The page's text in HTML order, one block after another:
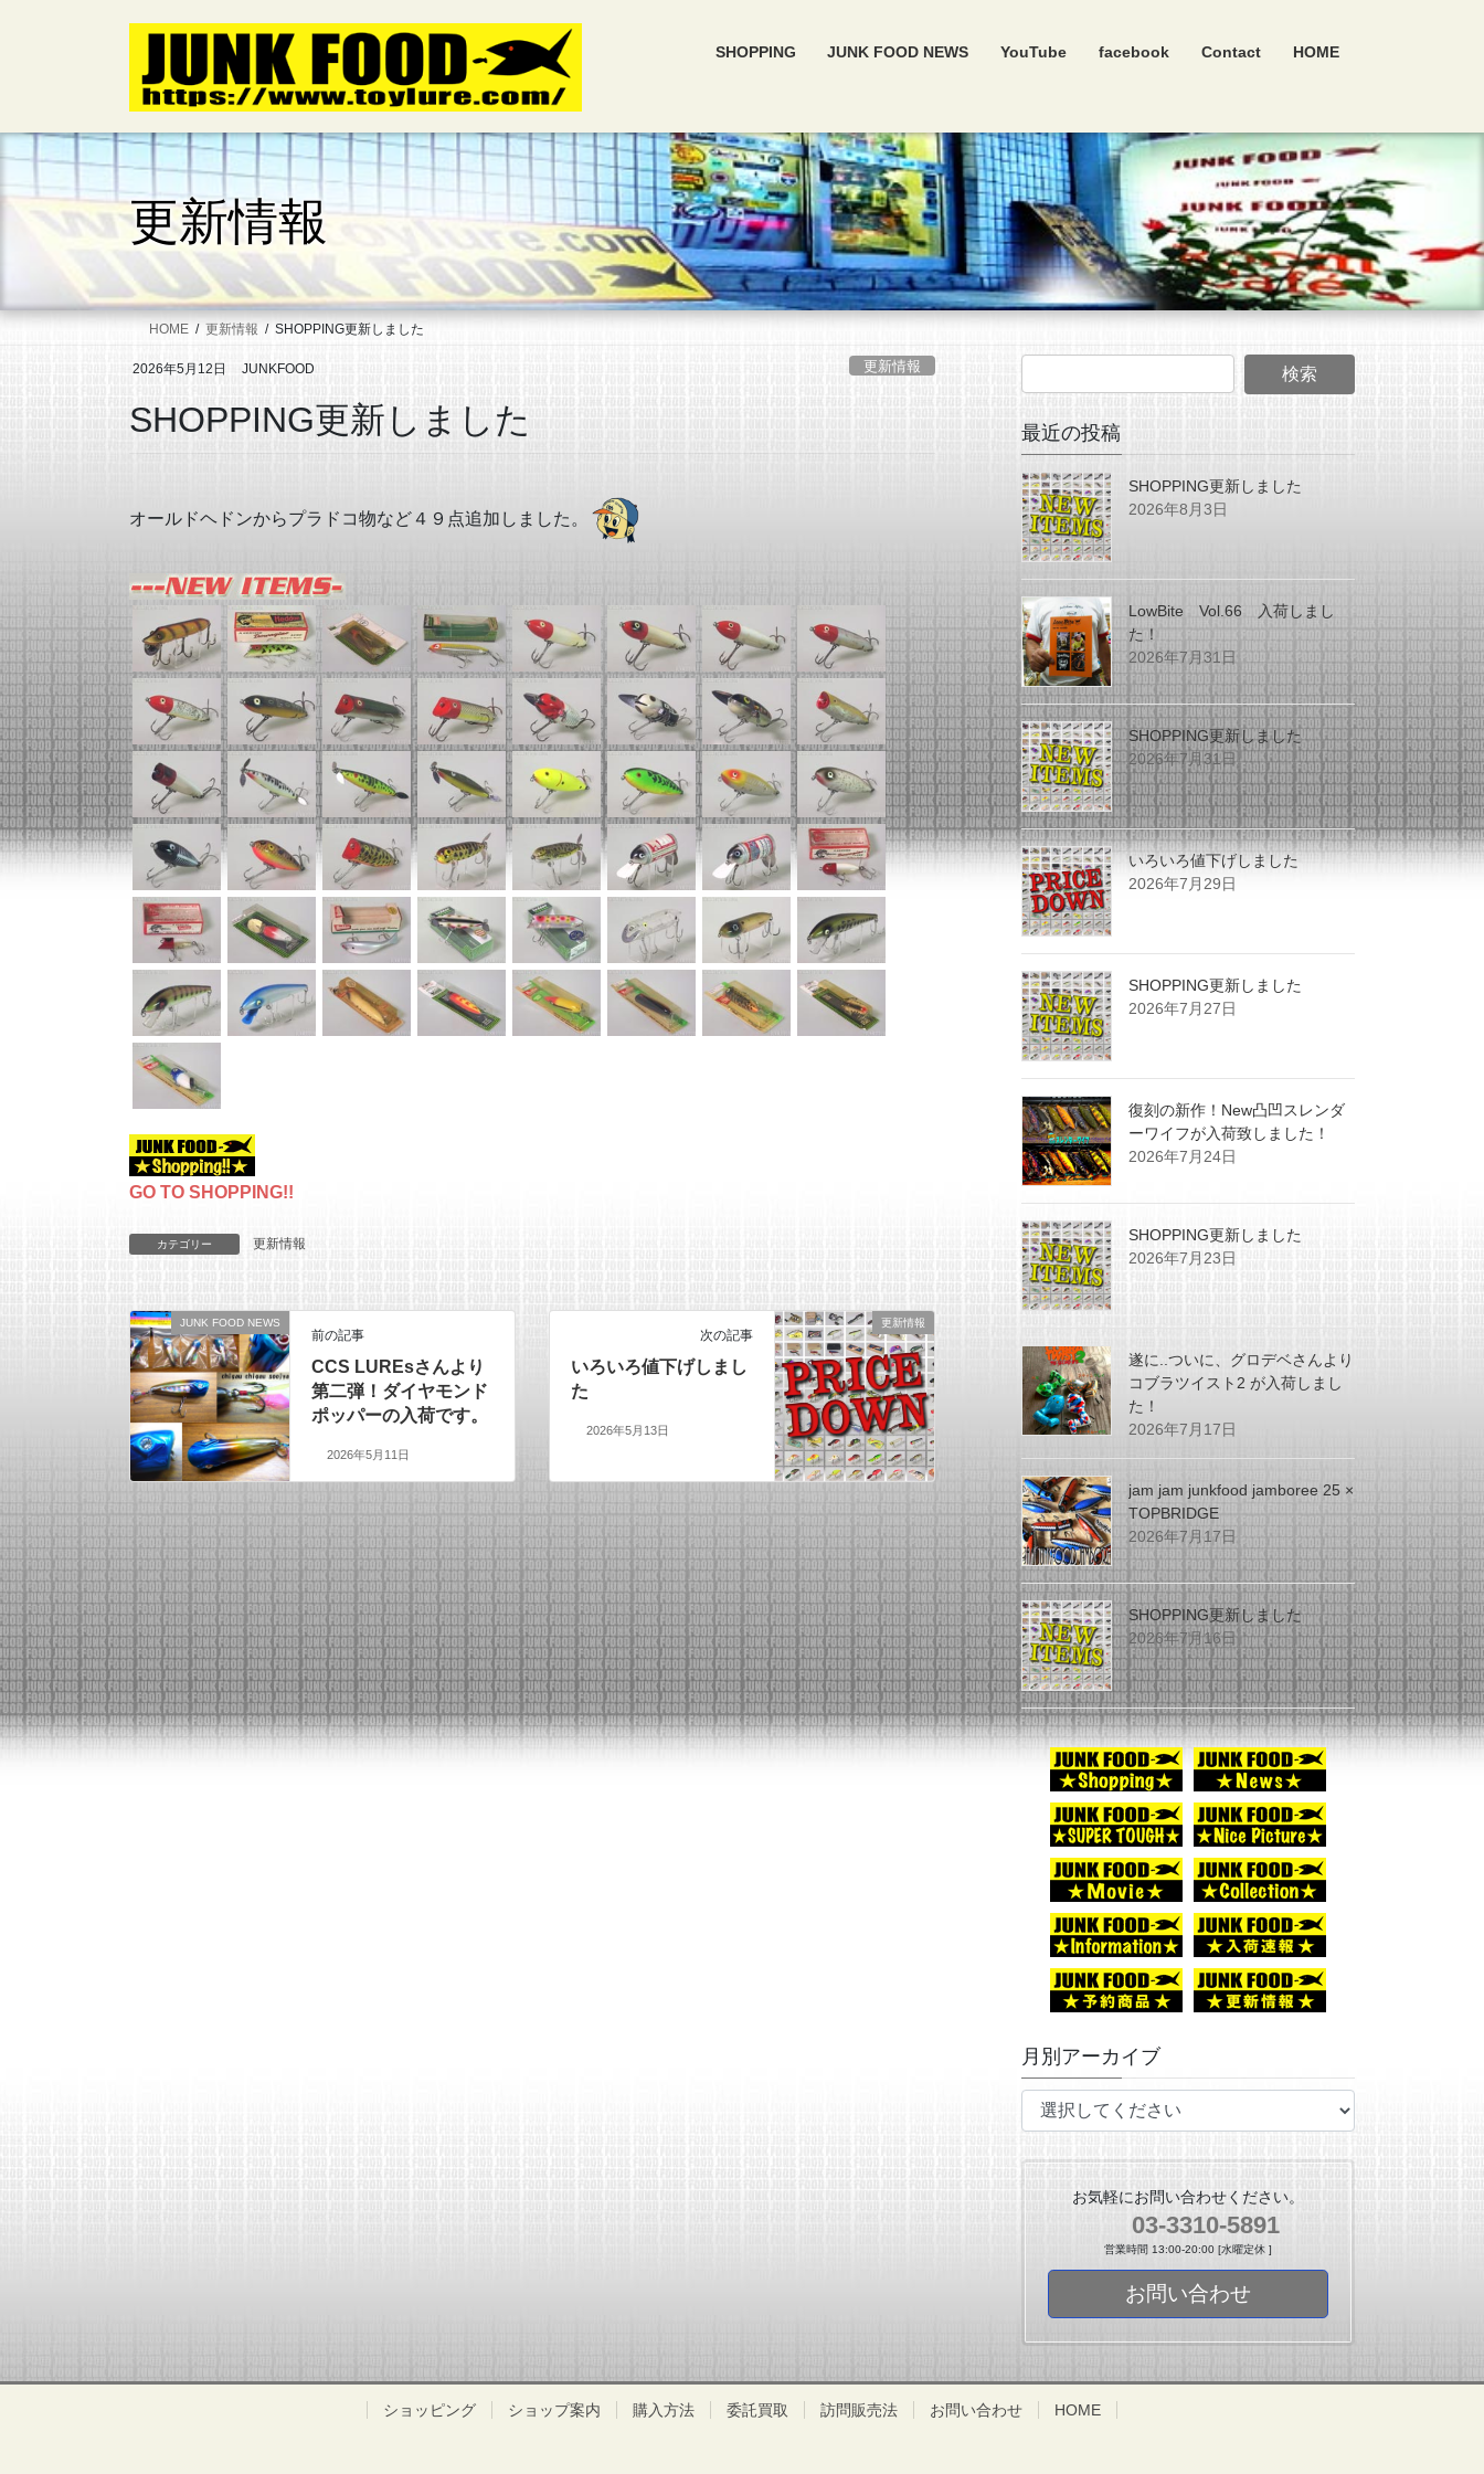
キ
に
SHOPPING JUNK FOOD NEWS YouTube facebook Contact HOME
更新情報
HOME 更新情報 SHOPPING更新しました
2026年5月12日 JUNKFOOD 更新情報
SHOPPING更新しました
オールドヘドンからプラドコ物など４９点追加しました。
GO TO SHOPPING!!
カテゴリー 更新情報
JUNK FOOD NEWS
前の記事
CCS LUREsさんより
第二弾！ダイヤモンド
ポッパーの入荷です。
2026年5月11日
更新情報
次の記事
いろいろ値下げしまし
た
2026年5月13日
最近の投稿
SHOPPING更新しました
2026年8月3日
LowBite Vol.66 入荷しまし
た！
2026年7月31日
SHOPPING更新しました
2026年7月31日
いろいろ値下げしました
2026年7月29日
SHOPPING更新しました
2026年7月27日
復刻の新作！New凸凹スレンダ
ーワイフが入荷致しました！
2026年7月24日
SHOPPING更新しました
2026年7月23日
遂に..ついに、グロデベさんより
コブラツイスト2 が入荷しまし
た！
2026年7月17日
jam jam junkfood jamboree 25 ×
TOPBRIDGE
2026年7月17日
SHOPPING更新しました
2026年7月16日
月別アーカイブ
お気軽にお問い合わせください。
03-3310-5891
営業時間 13:00-20:00 [水曜定休 ]
お問い合わせ
ショッピング ショップ案内 購入方法 委託買取 訪問販売法 お問い合わせ HOME